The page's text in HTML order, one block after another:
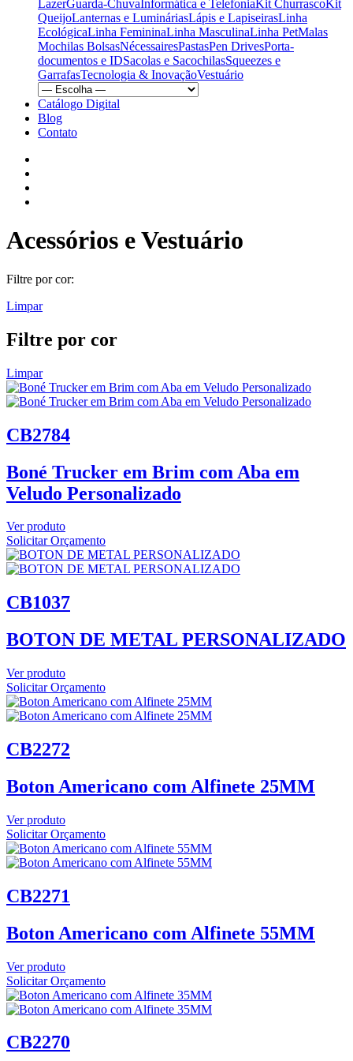
LazerGuarda-ChuvaInformática e TelefoniaKit ChurrascoKit
QueijoLanternas e LumináriasLápis e LapiseirasLinha
EcológicaLinha FemininaLinha MasculinaLinha PetMalas
Mochilas BolsasNécessairesPastasPen DrivesPorta-
documentos e IDSacolas e SacochilasSqueezes e
GarrafasTecnologia & InovaçãoVestuário
Catálogo Digital
Blog
Contato
Acessórios e Vestuário
Filtre por cor:
Limpar
Filtre por cor
Limpar
CB2784
Boné Trucker em Brim com Aba em
Veludo Personalizado
Ver produto
Solicitar Orçamento
CB1037
BOTON DE METAL PERSONALIZADO
Ver produto
Solicitar Orçamento
CB2272
Boton Americano com Alfinete 25MM
Ver produto
Solicitar Orçamento
CB2271
Boton Americano com Alfinete 55MM
Ver produto
Solicitar Orçamento
CB2270